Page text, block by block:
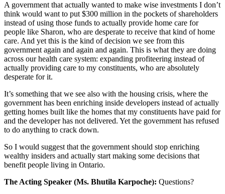
A government that actually wanted to make wise investments I don’t
think would want to put $300 million in the pockets of shareholders
instead of using those funds to actually provide home care for
people like Sharon, who are desperate to receive that kind of home
care. And yet this is the kind of decision we see from this
government again and again and again. This is what they are doing
across our health care system: expanding profiteering instead of
actually providing care to my constituents, who are absolutely
desperate for it.
It’s something that we see also with the housing crisis, where the
government has been enriching inside developers instead of actually
getting homes built like the homes that my constituents have paid for
and the developer has not delivered. Yet the government has refused
to do anything to crack down.
So I would suggest that the government should stop enriching
wealthy insiders and actually start making some decisions that
benefit people living in Ontario.
The Acting Speaker (Ms. Bhutila Karpoche): Questions?